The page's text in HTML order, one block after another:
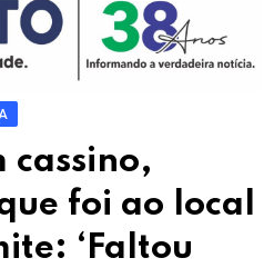
cassino,
foi ao local
‘Faltou